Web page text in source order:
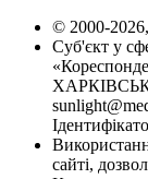
© 2000-
Суб'єкт у
сайті,